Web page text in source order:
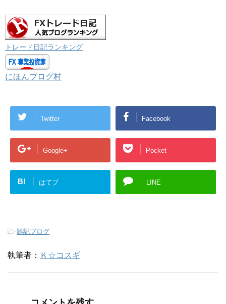
トレード日記ランキング
にほんブログ村
Twitter Facebook
Google+ Pocket
B! はてブ LINE
-雑記ブログ
執筆者： Ｋ☆コスギ